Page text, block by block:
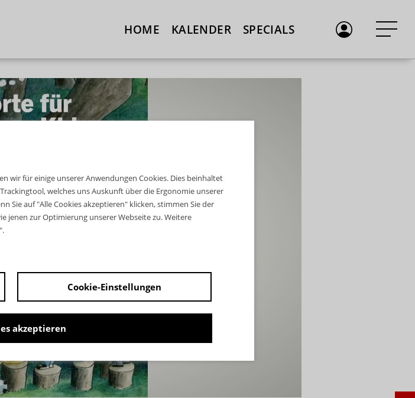
HOME KALENDER SPECIALS
wir für einige unserer Anwendungen Cookies. Dies beinhaltet
welches uns Auskunft über die Ergonomie unserer
Sie auf "Alle Cookies akzeptieren" klicken, stimmen Sie der
jenen zur Optimierung unserer Webseite zu. Weitere
Cookie-Einstellungen
akzeptieren